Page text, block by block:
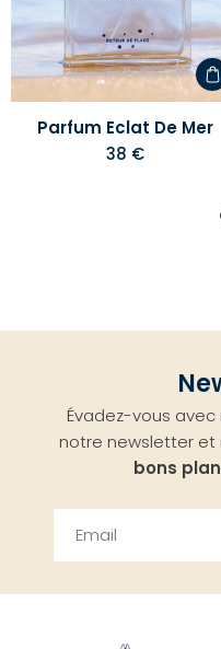
Parfum Eclat De Mer
38 €
Évadez-vous
notre newsletter et
bons